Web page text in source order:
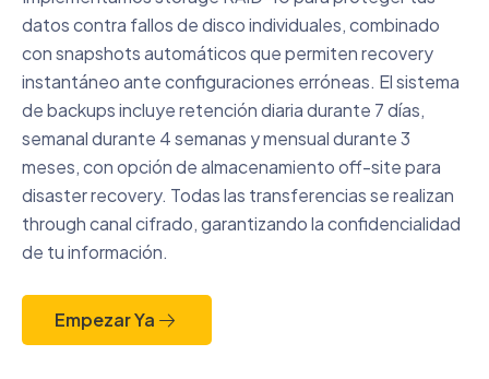
datos contra fallos de disco individuales, combinado
con snapshots automáticos que permiten recovery
instantáneo ante configuraciones erróneas. El sistema
de backups incluye retención diaria durante 7 días,
semanal durante 4 semanas y mensual durante 3
meses, con opción de almacenamiento off-site para
disaster recovery. Todas las transferencias se realizan
through canal cifrado, garantizando la confidencialidad
de tu información.
Empezar Ya